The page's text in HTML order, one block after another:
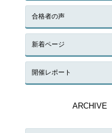
合格者の声
新着ページ
開催レポート
ARCHIVE